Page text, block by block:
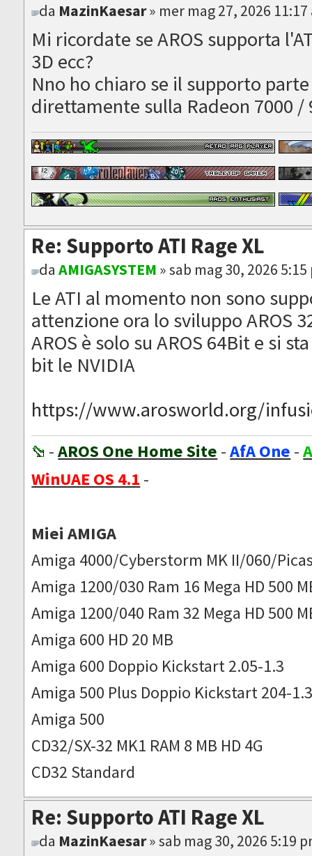
da MazinKaesar» mer mag 27, 2026 11:17
Mi ricordate se AROS supporta
3D ecc?
Nno ho chiaro se il supporto
direttamente sulla Radeon 7000 /
Re: Supporto ATI Rage XL
daAMIGASYSTEM » sab mag 30, 2026
Le ATI al momento non sono
attenzione ora lo sviluppo AROS
AROS è solo su AROS 64Bit e si
bit le NVIDIA
https://www.arosworld.org/
-AROS One Home Site -AfA One -
WinUAE OS 4.1 -
Miei AMIGA
Amiga 4000/Cyberstorm MK II/060/
Amiga 1200/030 Ram 16 Mega HD 500
Amiga 1200/040 Ram 32 Mega HD 500
Amiga 600 HD 20 MB
Amiga 600 Doppio Kickstart 2.05-1.3
Amiga 500 Plus Doppio Kickstart 204-
Amiga 500
CD32/SX-32 MK1 RAM 8 MB HD 4G
CD32 Standard
Re: Supporto ATI Rage XL
da MazinKaesar» sab mag 30, 2026 5:19